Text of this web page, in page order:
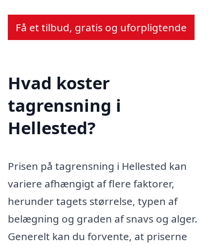
Få et tilbud, gratis og uforpligtende
Hvad koster
tagrensning i
Hellested?
Prisen på tagrensning i Hellested kan
variere afhængigt af flere faktorer,
herunder tagets størrelse, typen af
belægning og graden af snavs og alger.
Generelt kan du forvente, at priserne